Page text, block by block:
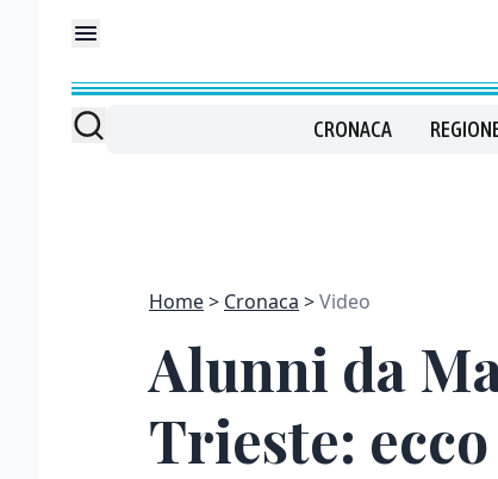
CRONACA
Home Cronaca Video
Alunni da
Trieste: